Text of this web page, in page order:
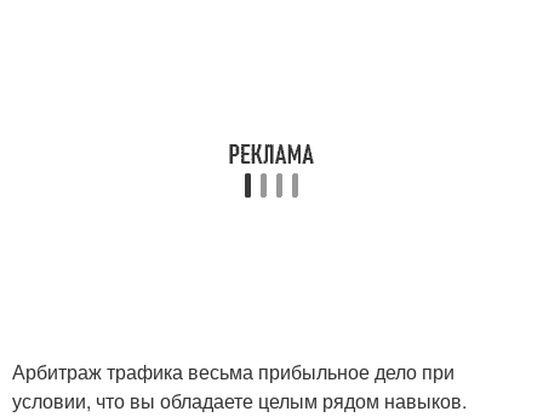
Арбитраж трафика весьма прибыльное дело при
условии, что вы обладаете целым рядом навыков.